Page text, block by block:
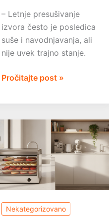
– Letnje presušivanje
izvora često je posledica
suše i navodnjavanja, ali
nije uvek trajno stanje.
Bunar
presušio
se
dešava
i
šta
možete
Pročitajte post »
Nekategorizovano